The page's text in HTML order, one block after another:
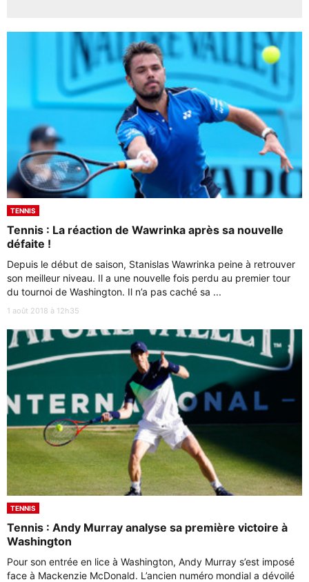
TENNIS
Tennis : La réaction de Wawrinka après sa nouvelle
défaite !
Depuis le début de saison, Stanislas Wawrinka peine à retrouver
son meilleur niveau. Il a une nouvelle fois perdu au premier tour
du tournoi de Washington. Il n’a pas caché sa ...
1 août 2018 à 12h35
TENNIS
Tennis : Andy Murray analyse sa première victoire à
Washington
Pour son entrée en lice à Washington, Andy Murray s’est imposé
face à Mackenzie McDonald. L’ancien numéro mondial a dévoilé